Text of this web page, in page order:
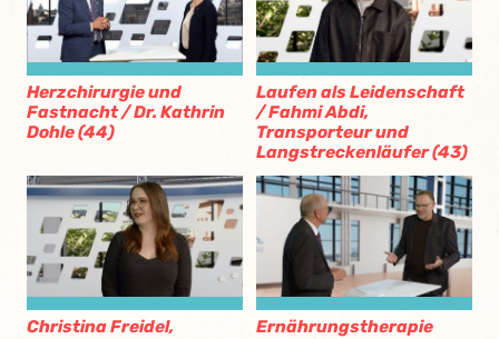
Herzchirurgie und
Fastnacht / Dr. Kathrin
Dohle (44)
Laufen als Leidenschaft
/ Fahmi Abdi,
Transporteur und
Langstreckenläufer (43)
Christina Freidel,
Ernährungstherapie